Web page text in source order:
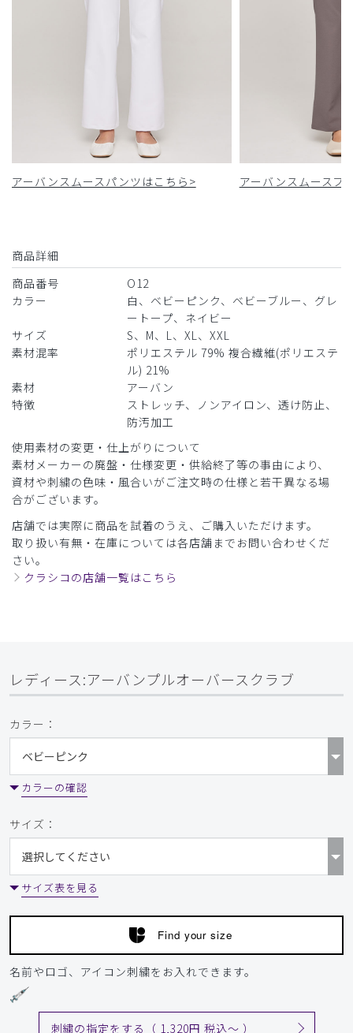
アーバンスムースパンツはこちら> アーバンスムースフ
商品詳細
商品番号
O12
カラー
白、ベビーピンク、ベビーブルー、グレ
ートープ、ネイビー
サイズ
S、M、L、XL、XXL
素材混率
ポリエステル 79% 複合繊維(ポリエステ
ル) 21%
素材
アーバン
特徴
ストレッチ、ノンアイロン、透け防止、
防汚加工
使用素材の変更・仕上がりについて
素材メーカーの廃盤・仕様変更・供給終了等の事由により、
資材や刺繍の色味・風合いがご注文時の仕様と若干異なる場
合がございます。
店舗では実際に商品を試着のうえ、ご購入いただけます。
取り扱い有無・在庫については各店舗までお問い合わせくだ
さい。
クラシコの店舗一覧はこちら
レディース:アーバンプルオーバースクラブ
カラー：
カラーの確認
サイズ：
サイズ表を見る
Find your size
名前やロゴ、アイコン刺繍をお入れできます。
刺繍の指定をする（ 1,320円 税込〜 ）